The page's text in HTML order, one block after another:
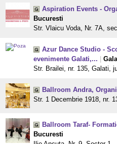
Aspiration Events -
Bucuresti
Str. Vlaicu Voda, Nr. 7A,
Azur Dance Studio -
evenimente Galati,...
Str. Brailei, nr. 135, Galati,
Ballroom Andra,
Str. 1 Decembrie 1918, nr.
Ballroom Taraf-
Bucuresti